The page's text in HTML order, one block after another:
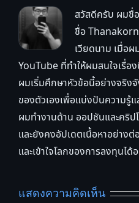
สวัสดีครับ ผมชื่
ชื่อ
เวียดนาม เมื่อ
YouTube ที่ทำให้ผมสนใจเรื่
ผมเริ่มศึกษาหัวข้อนี้อย่างจริง
ของตัวเองเพื่อแบ่งปันความรู้
ผมทำงานด้าน ออปชันและคริป
และยังคงอัปเดตเนื้อหาอย่างต่
และเข้าใจโลกของการลงทุนได้
แสดงความคิดเห็น